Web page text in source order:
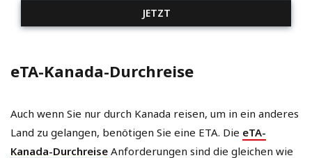
JETZT
eTA-Kanada-Durchreise
Auch wenn Sie nur durch Kanada reisen, um in ein anderes
Land zu gelangen, benötigen Sie eine ETA. Die eTA-
Kanada-Durchreise Anforderungen sind die gleichen wie